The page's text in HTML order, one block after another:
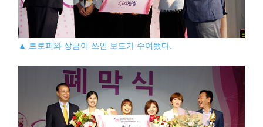
▲ 트로피와 상금이 쓰인 보드가 수여됐다.